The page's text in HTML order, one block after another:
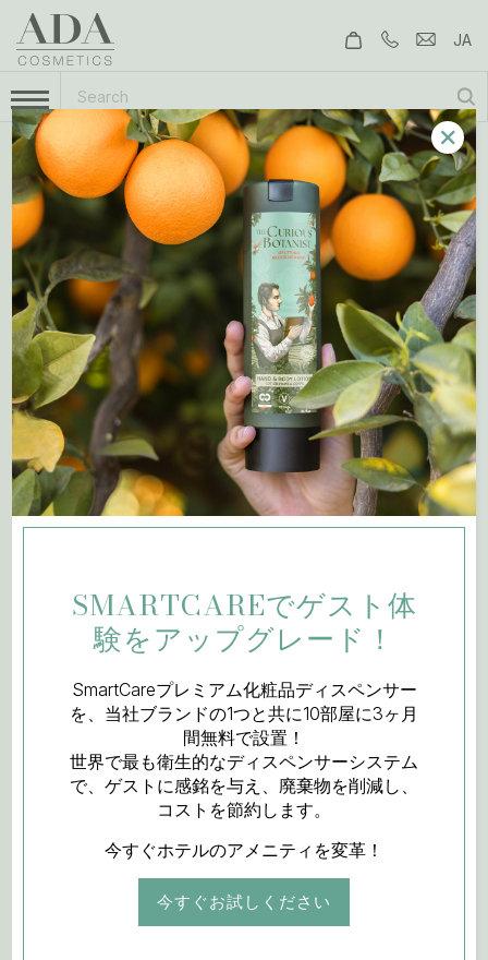
JA
24 11月 2025
新しいPINK PLANET
GROUPは持続可能なラグジ
ュアリーの先駆者となりま
す
お客様にとって最高のものを。
それぞれのカテゴリーにおける3つの先駆者 – BWT Water
Dispensing、ADA Cosmetics、BWT water+more – が水と美
容における強みを結集し、グローバルなホスピタリティ業界に
持続可能なイノベーションと卓越性を提供いたします。
世界中で1,000名以上の従業員、自社生産施設、強力な研究開
水技術と美容の専門知識を一つの使命に結集いたします：快適
SMARTCAREでゲスト体
験をアップグレード！
SmartCareプレミアム化粧品ディスペンサー
を、当社ブランドの1つと共に10部屋に3ヶ月
間無料で設置！
世界で最も衛生的なディスペンサーシステム
で、ゲストに感銘を与え、廃棄物を削減し、
コストを節約します。
今すぐホテルのアメニティを変革！
今すぐお試しください
✕